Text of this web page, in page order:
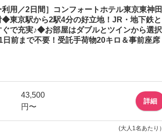
利用／2日間］コンフォートホテル東京東神田
◆東京駅から2駅4分の好立地！JR・地下鉄と
で充実♪◆お部屋はダブルとツインから選択
前まで不要！受託手荷物20キロ＆事前座席
43,500
円〜
詳細
(大人1名あたり）